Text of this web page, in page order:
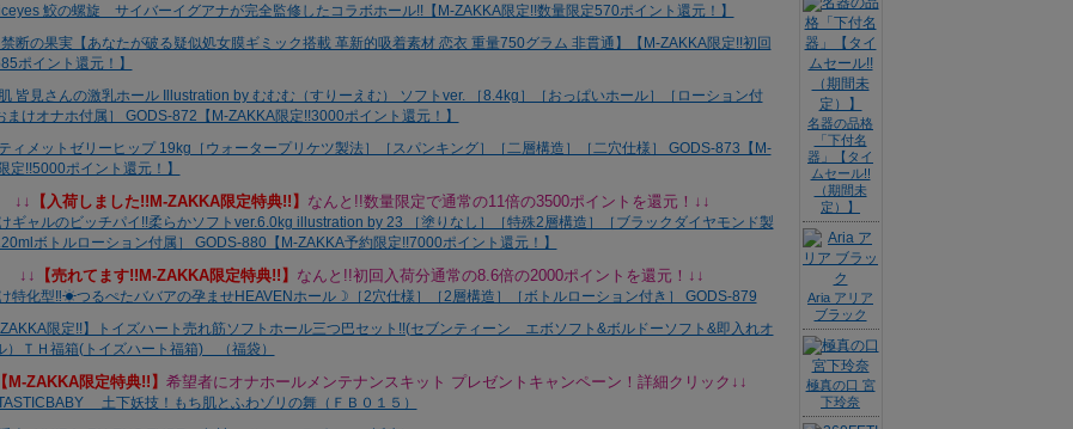
↓↓ 【入荷しました!!M-ZAKKA限定特典!!】 なんと!!数量限定で通常の11倍の3500ポイントを還元！↓↓
↓↓ 【売れてます!!M-ZAKKA限定特典!!】 なんと!!初回入荷分通常の8.6倍の2000ポイントを還元！↓↓
【M-ZAKKA限定特典!!】 希望者にオナホールメンテナンスキット プレゼントキャンペーン！詳細クリック↓↓
名器の品格
「下付名
器」【タイ
ムセール!!
（期間未
定）】
Aria アリア
ブラック
極真の口 宮
下玲奈